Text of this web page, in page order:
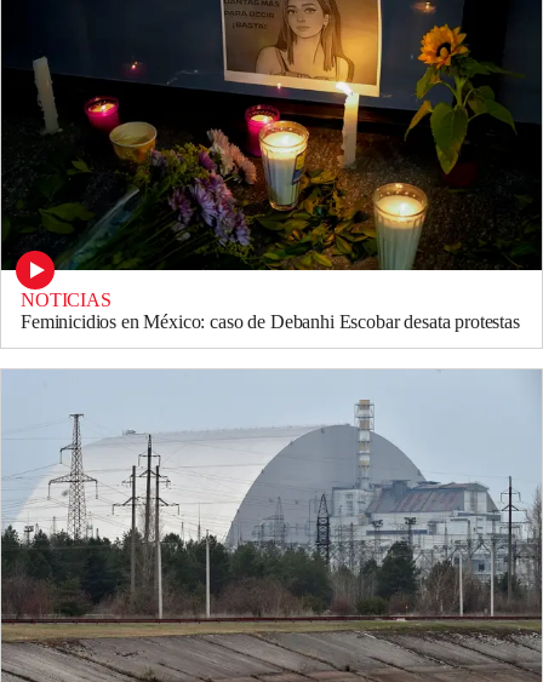
NOTICIAS
Feminicidios en México: caso de Debanhi Escobar desata protestas